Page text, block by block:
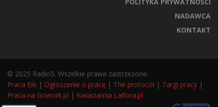
NADAWCA
KONTAKT
© 2025 Radio5. Wszelkie prawa zastrzeżone.
Praca Ełk | Ogłoszenie o pracę | The protocol | Targi pracy |
Praca na Gowork.pl | Kwiaciarnia Laflora.pl